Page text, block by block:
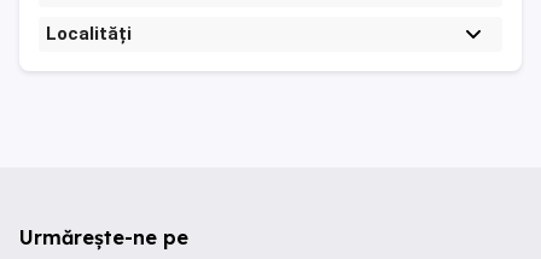
Localități
Urmărește-ne pe